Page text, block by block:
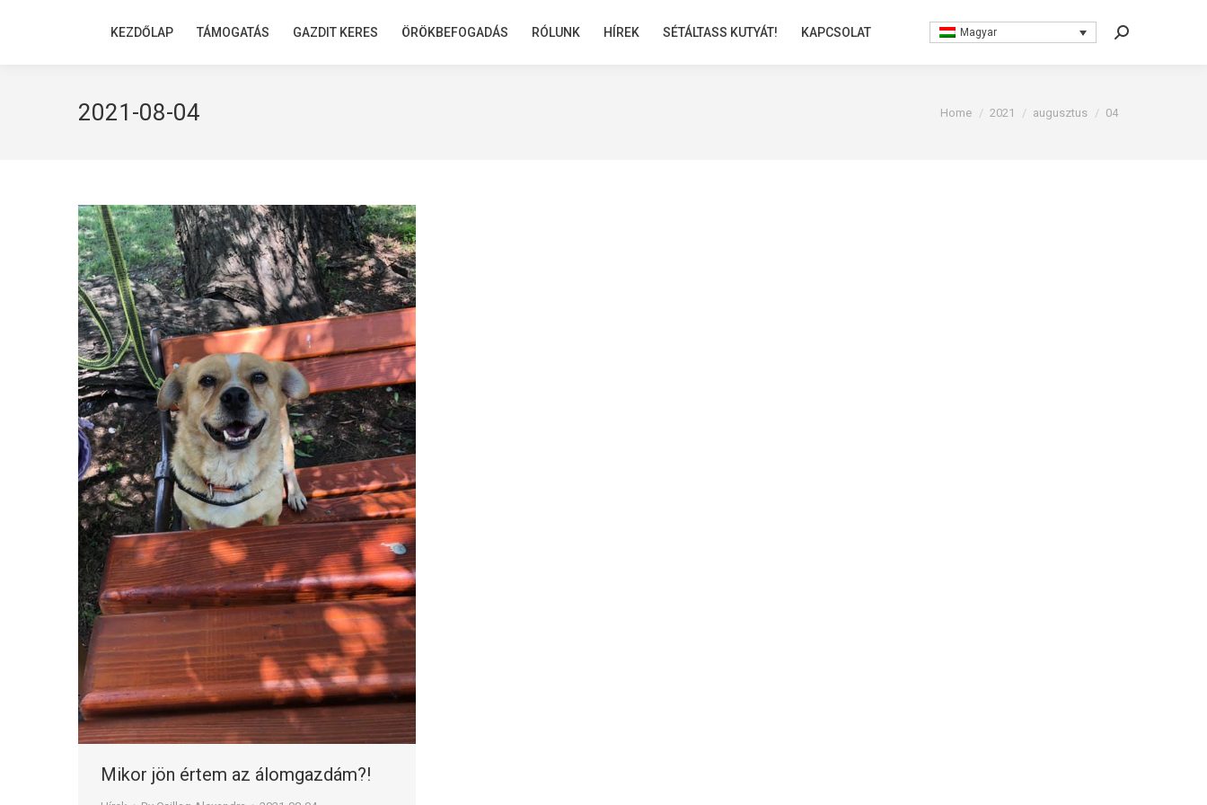
KEZDŐLAP TÁMOGATÁS GAZDIT KERES ÖRÖKBEFOGADÁS RÓLUNK HÍREK SÉTÁLTASS KUTYÁT! KAPCSOLAT Magyar Search:
2021-08-04 You are here:
Home 2021 augusztus 04
Mikor jön értem az álomgazdám?!
KEZDŐLAP TÁMOGATÁS GAZDIT KERES ÖRÖKBEFOGADÁS RÓLUNK HÍREK SÉTÁLTASS KUTYÁT! KAPCSOLAT Magyar Search: